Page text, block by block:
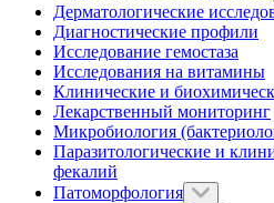
Дерматологические
Диагностические профили
Исследование гемостаза
Исследования на витамины
Клинические и
Лекарственный мониторинг
Микробиология
Паразитологические и
фекалий
Патоморфология